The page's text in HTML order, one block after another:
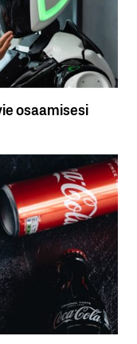
osaamisesi